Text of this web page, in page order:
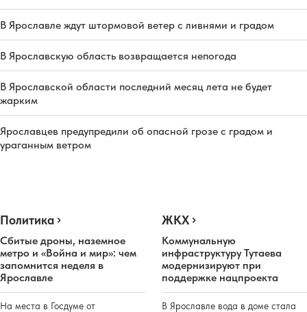
В Ярославле ждут штормовой ветер с ливнями и градом
В Ярославскую область возвращается непогода
В Ярославской области последний месяц лета не будет
жарким
Ярославцев предупредили об опасной грозе с градом и
ураганным ветром
Политика
Сбитые дроны, наземное
метро и «Война и мир»: чем
запомнится неделя в
Ярославле
На места в Госдуме от
ЖКХ
Коммунальную
инфраструктуру Тутаева
модернизируют при
поддержке нацпроекта
В Ярославле вода в доме стала